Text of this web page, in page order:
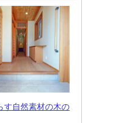
す自然素材の木の